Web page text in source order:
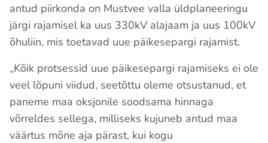
antud piirkonda on Mustvee valla üldplaneeringu
järgi rajamisel ka uus 330kV alajaam ja uus 100kV
õhuliin, mis toetavad uue päikesepargi rajamist.
„Kõik protsessid uue päikesepargi rajamiseks ei ole
veel lõpuni viidud, seetõttu oleme otsustanud, et
paneme maa oksjonile soodsama hinnaga
võrreldes sellega, milliseks kujuneb antud maa
väärtus mõne aja pärast, kui kogu